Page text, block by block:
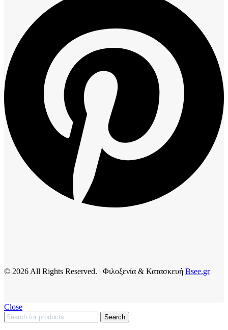
© 2026 All Rights Reserved. | Φιλοξενία & Κατασκευή Bsee.gr
Close
Search